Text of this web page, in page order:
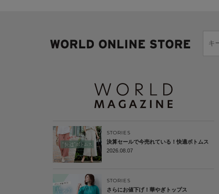
STORIES
決算セールで今売れている！快適ボトムス
2026.08.07
STORIES
さらにお値下げ！華やぎトップス